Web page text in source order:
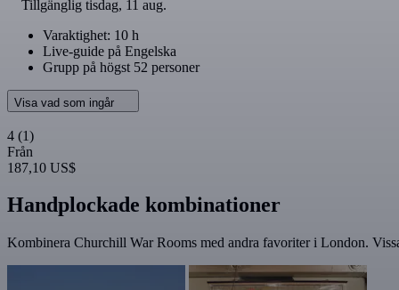
Tillgänglig tisdag, 11 aug.
Varaktighet: 10 h
Live-guide på Engelska
Grupp på högst 52 personer
Visa vad som ingår
4 (1)
Från
187,10 US$
Handplockade kombinationer
Kombinera Churchill War Rooms med andra favoriter i London.